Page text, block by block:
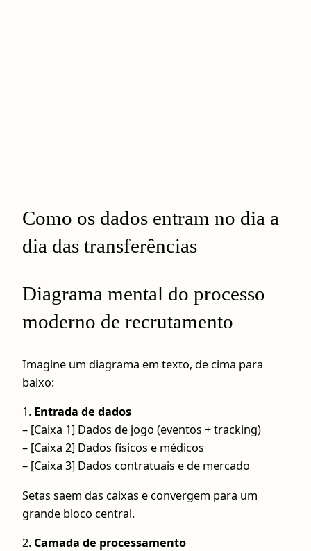
Como os dados entram no dia a
dia das transferências
Diagrama mental do processo
moderno de recrutamento
Imagine um diagrama em texto, de cima para
baixo:
1. Entrada de dados
– [Caixa 1] Dados de jogo (eventos + tracking)
– [Caixa 2] Dados físicos e médicos
– [Caixa 3] Dados contratuais e de mercado
Setas saem das caixas e convergem para um
grande bloco central.
2. Camada de processamento